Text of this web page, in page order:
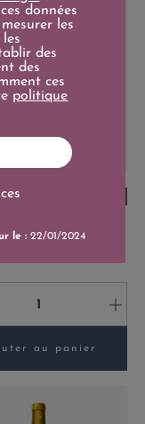
de Fargues Lur-
2009
+
au panier
données
les
des
des
ces
politique
le :22/01/2024